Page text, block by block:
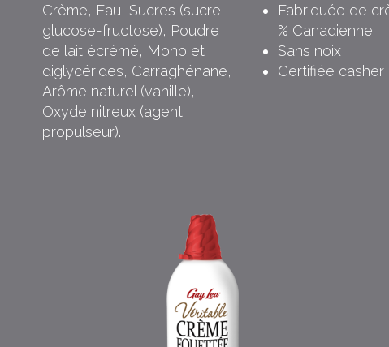
Crème, Eau, Sucres (sucre,
glucose-fructose), Poudre
de lait écrémé, Mono et
diglycérides, Carraghénane,
Arôme naturel (vanille),
Oxyde nitreux (agent
propulseur).
Fabriquée de
% Canadienne
Sans noix
Certifiée casher